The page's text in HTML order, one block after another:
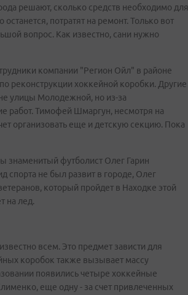
решают, сколько средств необходимо для
потратят на ремонт. Только вот
вопрос. Как известно, сани нужно
компании "Регион Ойл" в районе
реконструкции хоккейной коробки. Другие
улицы Молодежной, но из-за
работ. Тимофей Шмаргун, несмотря на
организовать еще и детскую секцию. Пока
знаменитый футболист Олег Гарин
спорта не был развит в городе, Олег
который пройдет в Находке этой
на лед.
всем. Это предмет зависти для
коробок также вызывает массу
появились четыре хоккейные
еще одну - за счет привлеченных